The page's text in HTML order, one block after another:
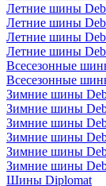
Летние шины
Летние шины
Летние шины
Летние шины
Всесезонные
Всесезонные
Зимние шины
Зимние шины
Зимние шины
Зимние шины
Зимние шины
Зимние шины
Шины Diplomat